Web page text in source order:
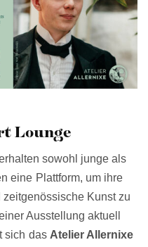
Lounge
sowohl junge als
eine Plattform, um ihre
Kunst zu
Ausstellung aktuell
sich das Atelier Allernixe